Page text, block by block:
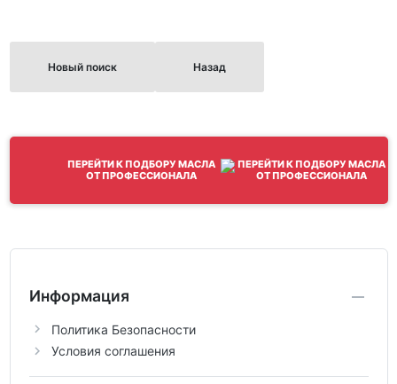
Новый поиск Назад
ПЕРЕЙТИ К ПОДБОРУ МАСЛА
ОТ ПРОФЕССИОНАЛА
Информация
Политика Безопасности
Условия соглашения